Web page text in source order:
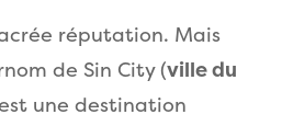
réputation. Mais
de Sin City (ville du
une destination